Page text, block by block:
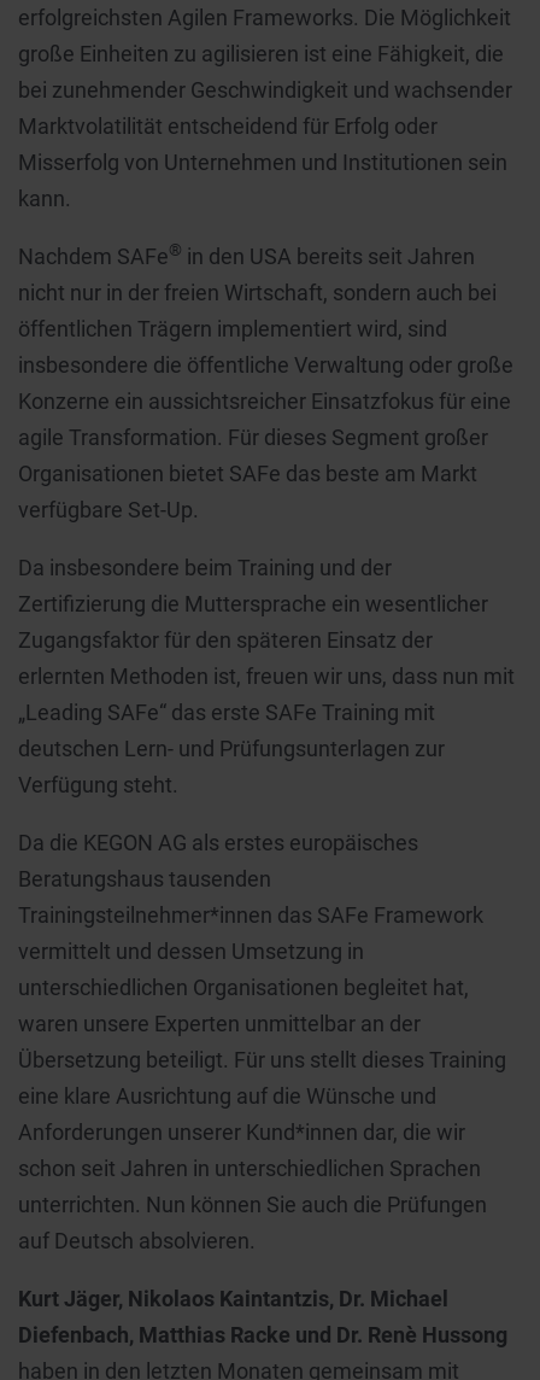
erfolgreichsten Agilen Frameworks. Die Möglichkeit
große Einheiten zu agilisieren ist eine Fähigkeit, die
bei zunehmender Geschwindigkeit und wachsender
Marktvolatilität entscheidend für Erfolg oder
Misserfolg von Unternehmen und Institutionen sein
kann.
Nachdem SAFe® in den USA bereits seit Jahren
nicht nur in der freien Wirtschaft, sondern auch bei
öffentlichen Trägern implementiert wird, sind
insbesondere die öffentliche Verwaltung oder große
Konzerne ein aussichtsreicher Einsatzfokus für eine
agile Transformation. Für dieses Segment großer
Organisationen bietet SAFe das beste am Markt
verfügbare Set-Up.
Da insbesondere beim Training und der
Zertifizierung die Muttersprache ein wesentlicher
Zugangsfaktor für den späteren Einsatz der
erlernten Methoden ist, freuen wir uns, dass nun mit
„Leading SAFe“ das erste SAFe Training mit
deutschen Lern- und Prüfungsunterlagen zur
Verfügung steht.
Da die KEGON AG als erstes europäisches
Beratungshaus tausenden
Trainingsteilnehmer*innen das SAFe Framework
vermittelt und dessen Umsetzung in
unterschiedlichen Organisationen begleitet hat,
waren unsere Experten unmittelbar an der
Übersetzung beteiligt. Für uns stellt dieses Training
eine klare Ausrichtung auf die Wünsche und
Anforderungen unserer Kund*innen dar, die wir
schon seit Jahren in unterschiedlichen Sprachen
unterrichten. Nun können Sie auch die Prüfungen
auf Deutsch absolvieren.
Kurt Jäger, Nikolaos Kaintantzis, Dr. Michael
Diefenbach, Matthias Racke und Dr. Renè Hussong
haben in den letzten Monaten gemeinsam mit